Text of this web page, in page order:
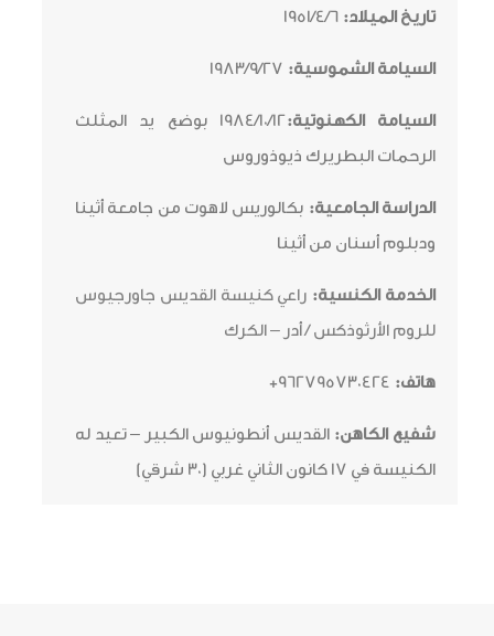
تاريخ الميلاد:
السيامة الشموسية: 1983/9/27
السيامة الكهنوتية:
1984/10/12 بوضع يد المثلث
الرحمات البطريرك ذيوذوروس
الدراسة الجامعية: بكالوريس لاهوت من جامعة أثينا
ودبلوم أسنان من أثينا
الخدمة الكنسية: راعي كنيسة القديس جاورجيوس
للروم الأرثوذكس / أدر – الكرك
هاتف:
شفيع الكاهن: القديس أنطونيوس الكبير – تعيد له
الكنيسة في 17 كانون الثاني غربي (30 شرقي)